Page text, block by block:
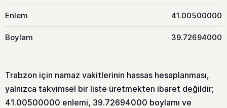
Enlem 41.00500000
Boylam 39.72694000
Trabzon için namaz vakitlerinin hassas hesaplanması,
yalnızca takvimsel bir liste üretmekten ibaret değildir;
41.00500000 enlemi, 39.72694000 boylamı ve